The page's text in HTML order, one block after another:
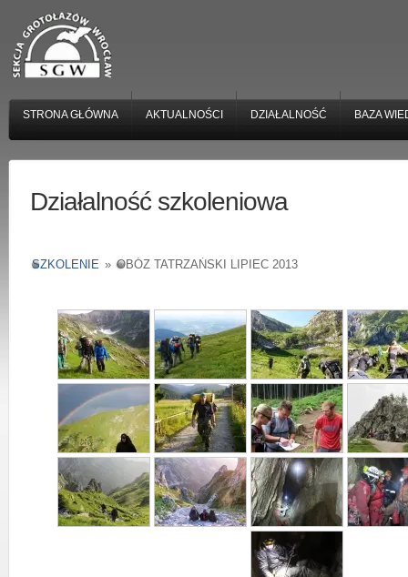
STRONA GŁÓWNA AKTUALNOŚCI DZIAŁALNOŚĆ BAZA
Działalność szkoleniowa
SZKOLENIE » OBÓZ TATRZAŃSKI LIPIEC 2013